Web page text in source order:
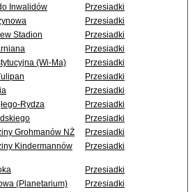
Inwalidów
Przesiadki
Przesiadki
Stadion
Przesiadki
Przesiadki
(Wi-Ma)
Przesiadki
Przesiadki
Przesiadki
Rydza
Przesiadki
Przesiadki
Grohmanów NŻ
Przesiadki
Kindermannów
Przesiadki
Przesiadki
(Planetarium)
Przesiadki